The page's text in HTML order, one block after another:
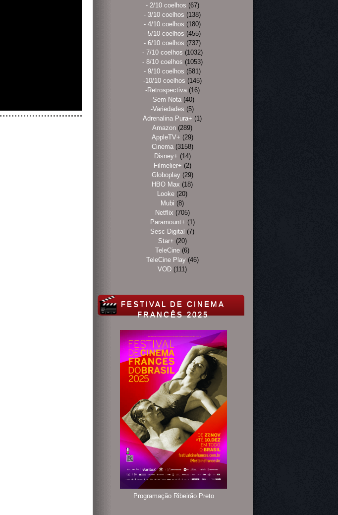
- 2/10 coelhos (67)
- 3/10 coelhos (138)
- 4/10 coelhos (180)
- 5/10 coelhos (455)
- 6/10 coelhos (737)
- 7/10 coelhos (1032)
- 8/10 coelhos (1053)
- 9/10 coelhos (581)
-10/10 coelhos (145)
-Retrospectiva (16)
-Sem Nota (40)
-Variedades (5)
Adrenalina Pura+ (1)
Amazon (289)
AppleTV+ (29)
Cinema (3158)
Disney+ (14)
Filmelier+ (2)
Globoplay (29)
HBO Max (18)
Looke (20)
Mubi (8)
Netflix (705)
Paramount+ (1)
Sesc Digital (7)
Star+ (20)
TeleCine (6)
TeleCine Play (46)
VOD (111)
FESTIVAL DE CINEMA
FRANCÊS 2025
Programação Ribeirão Preto